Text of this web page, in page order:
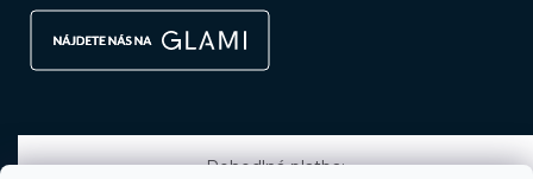
Pohodlná platba: